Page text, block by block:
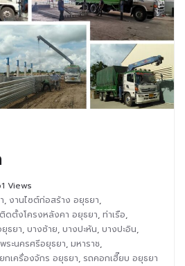
Views
, งานไซต์ก่อสร้าง อยุธยา,
ติดตั้งโครงหลังคา อยุธยา, ท่าเรือ,
ธยา, บางซ้าย, บางปะหัน, บางปะอิน,
พระนครศรีอยุธยา, มหาราช,
ยกเครื่องจักร อยุธยา, รถคอกเฮี๊ยบ อยุธยา